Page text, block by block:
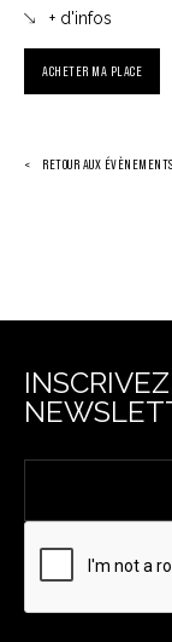
+ d'infos
ACHETER MA PLACE
RETOUR AUX ÉVÈNEMENTS